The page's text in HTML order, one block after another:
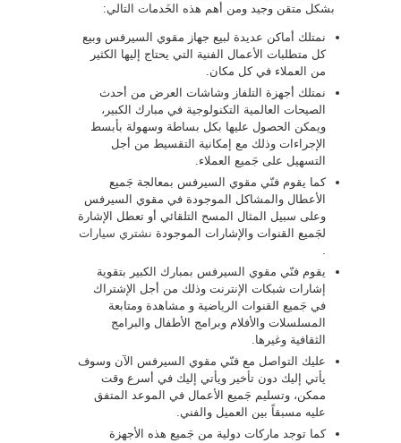
بشكل متقن وجيد ومن أهم هذه الخَدمات التالي:
نمتلك أماكن عديدة لبيع جهاز مقوي السيرفس وبيع
كل متطلبات الأعمال الفنية التي يحتاج إليها الكثير
من العملاء في كل مكان.
نمتلك أجهزة التلفاز وشاشات العرض من أحدث
الصيحات العالمية التكنولوجية في مبارك الكبير،
ويمكن الحصول عليها بكل بساطة وسهولة بأبسط
الإجراءات وذلك مع إمكانية التقسيط من أجل
التسهيل على جَميع العملاء.
كما يقوم فنّي مقوي السيرفس بمعالجة جَميع
الأعطال والمشاكل الموجودة في مقوي السيرفس
وعلى سبيل المثال المسح التلقائي أو تعطل الإشارة
لجَميع القنوات والإشارات الموجودة نشتري سيارات
.
يقوم فنّي مقوي السيرفس بمبارك الكبير بتقوية
إشارات شبكات الإنترنت وذلك من أجل الإشتراك
في جَميع القنوات الرياضية و مشاهدة ومتابعة
المسلسلات والأفلام وبرامج الأطفال والبرامج
الثقافية وغيرها.
عليك التواصل مع فنّي مقوي السيرفس الآن وسوف
يأتي إليك دون تأخير ويأتي إليك في أسرع وقت
ممكن، وتسليم جَميع الأعمال في الموعد المتفق
عليه مسبقاً بين العميل والفني.
كما توجد ماركات دولية من جَميع هذه الأجهزة